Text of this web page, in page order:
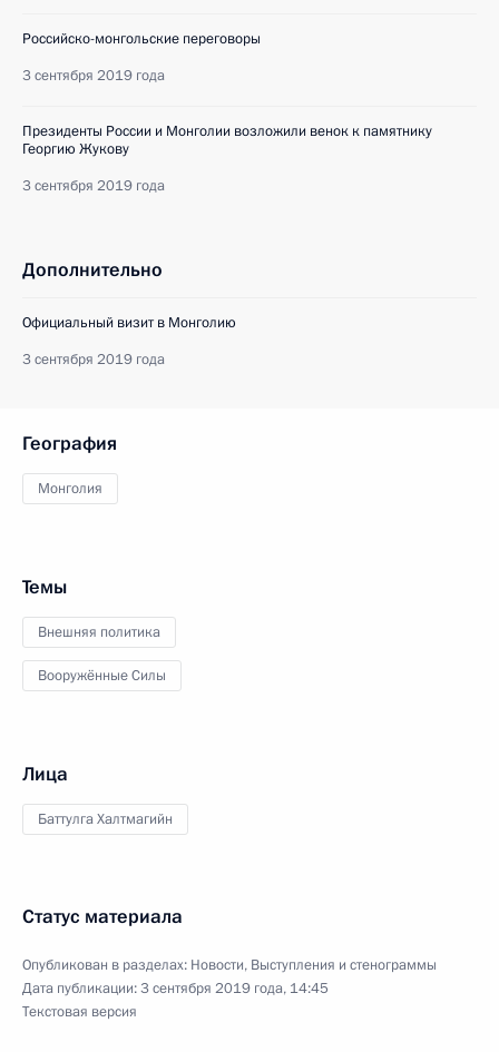
Российско-монгольские переговоры
3 сентября 2019 года
Президенты России и Монголии возложили венок к памятнику
Георгию Жукову
3 сентября 2019 года
Дополнительно
Официальный визит в Монголию
3 сентября 2019 года
География
Монголия
Темы
Внешняя политика
Вооружённые Силы
Лица
Баттулга Халтмагийн
Статус материала
Опубликован в разделах: Новости, Выступления и стенограммы
Дата публикации:3 сентября 2019 года, 14:45
Текстовая версия